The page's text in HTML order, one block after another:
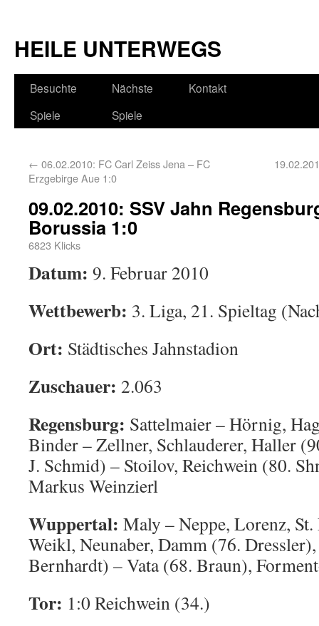
HEILE UNTERWEGS
Besuchte
Spiele
Nächste
Spiele
Kontakt
← 06.02.2010: FC Carl Zeiss Jena – FC
Erzgebirge Aue 1:0
09.02.2010: SSV Jahn
Borussia 1:0
6823 Klicks
Datum: 9. Februar 2010
Wettbewerb: 3. Liga, 21. Spieltag
Ort: Städtisches Jahnstadion
Zuschauer: 2.063
Regensburg: Sattelmaier – Hörnig,
Binder – Zellner, Schlauderer, Haller
J. Schmid) – Stoilov, Reichwein (80.
Markus Weinzierl
Wuppertal: Maly – Neppe, Lorenz,
Weikl, Neunaber, Damm (76.
Bernhardt) – Vata (68. Braun),
Tor: 1:0 Reichwein (34.)